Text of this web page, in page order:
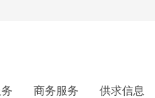
商务服务 供求信息